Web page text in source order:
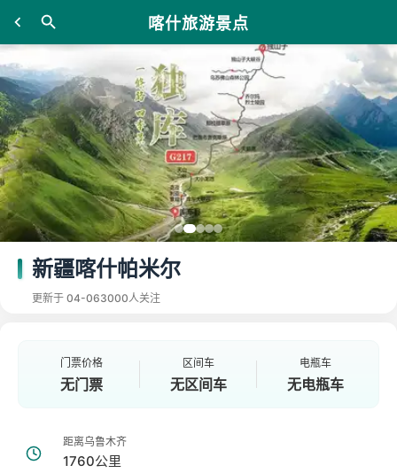
喀什旅游景点
新疆喀什帕米尔
更新于 04-063000人关注
门票价格
无门票
区间车
无区间车
电瓶车
无电瓶车
距离乌鲁木齐
1760公里